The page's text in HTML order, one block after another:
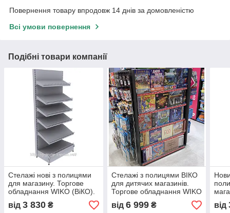
Повернення товару впродовж 14 днів за домовленістю
Всі умови повернення
Подібні товари компанії
Стелажі нові з полицями
для магазину. Торгове
обладнання WIKO (ВіКО).
Стелаж торговий в
автомагазин
від 3 830 ₴
Стелажі з полицями ВІКО
для дитячих магазинів.
Торгове обладнання WIKO
для магазину іграшок
від 6 999₴ від